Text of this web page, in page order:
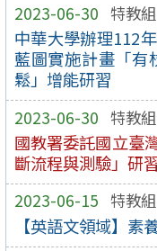
2023-06-30 特教組
中華大學辦理112
藍圖實施計畫「有
鬆」增能研習
2023-06-30 特教組
國教署委託國立臺
斷流程與測驗」研
2023-06-15 特教組
【英語文領域】